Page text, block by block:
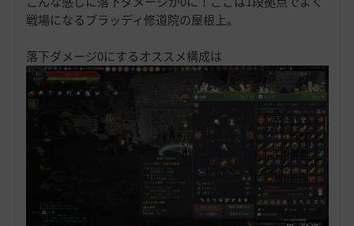
戦場になるブラッディ修道院の屋根上。
落下ダメージ0にするオススメ構成は